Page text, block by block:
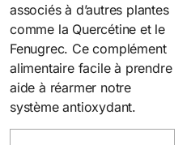
associés à d’autres plantes
comme la Quercétine et le
Fenugrec. Ce complément
alimentaire facile à prendre
aide à réarmer notre
système antioxydant.